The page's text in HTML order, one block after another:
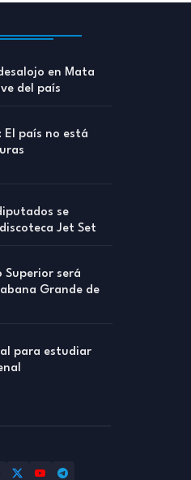
en Mata
del país
El país no está
se
Jet Set
Superior será
Grande de
para estudiar